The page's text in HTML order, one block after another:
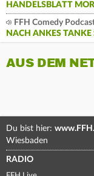
HANDELSBLATT
FFH Comedy
NACH ANKES TANKE
AUS DEM
Du bist hier:
Wiesbaden
RADIO